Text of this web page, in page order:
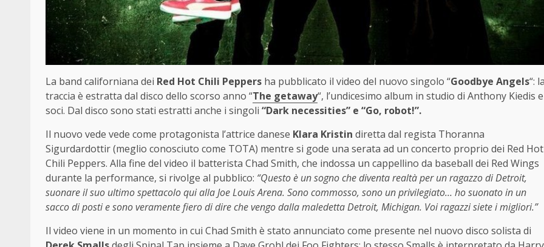
La band californiana dei Red Hot Chili Peppers ha pubblicato il video del nuovo singolo “Goodbye Angels“:
traccia è estratta dal disco dello scorso anno “The getaway“, l’undicesimo album in studio di Anthony Kiedis e
soci. Dal disco sono stati estratti anche i singoli “Dark necessities” e “Go, robot!”.
Il nuovo vede vede come protagonista l’attrice danese Klara Kristin diretta dal regista Thoranna
Sigurdardottir (meglio conosciuto come TOTA) mentre si gode una serata ad un concerto proprio dei Red Hot
Chili Peppers. Alla fine del video il batterista Chad Smith, che indossa un cappellino da baseball dei Red Wings
durante la performance, si rivolge al pubblico: “Questo è un sogno che diventa realtà per un ragazzo di Detroit,
suonare il suo ultimo spettacolo qui alla Joe Louis Arena. Sono commosso, sono un privilegiato… ho suonato in un
sacco di posti e sono veramente fiero di dire che vengo dalla maledetta Detroit, Michigan. Voi ragazzi siete i migliori.”
Il video viene in un momento in cui Chad Smith è stato annunciato come presente nel nuovo disco solista di